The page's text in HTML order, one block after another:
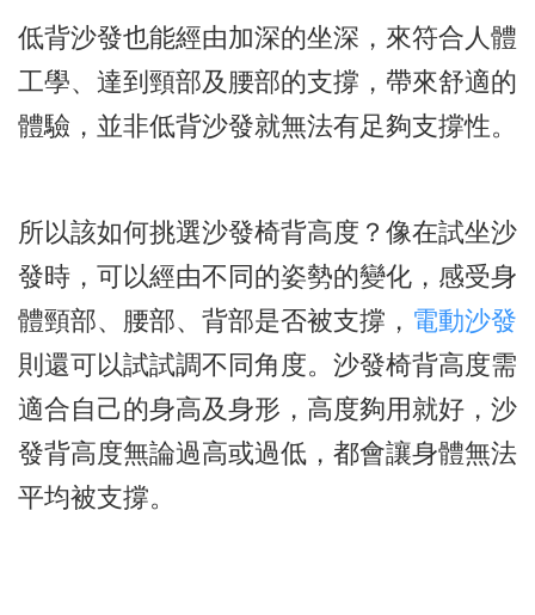
低背沙發也能經由加深的坐深，來符合人體
工學、達到頸部及腰部的支撐，帶來舒適的
體驗，並非低背沙發就無法有足夠支撐性。
所以該如何挑選沙發椅背高度？像在試坐沙
發時，可以經由不同的姿勢的變化，感受身
體頸部、腰部、背部是否被支撐， 電動沙發
則還可以試試調不同角度。沙發椅背高度需
適合自己的身高及身形，高度夠用就好，沙
發背高度無論過高或過低，都會讓身體無法
平均被支撐。